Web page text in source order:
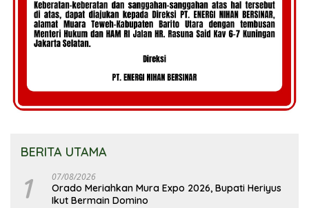
BERITA UTAMA
1 07/08/2026
Orado Meriahkan Mura Expo 2026, Bupati Heriyus
Ikut Bermain Domino